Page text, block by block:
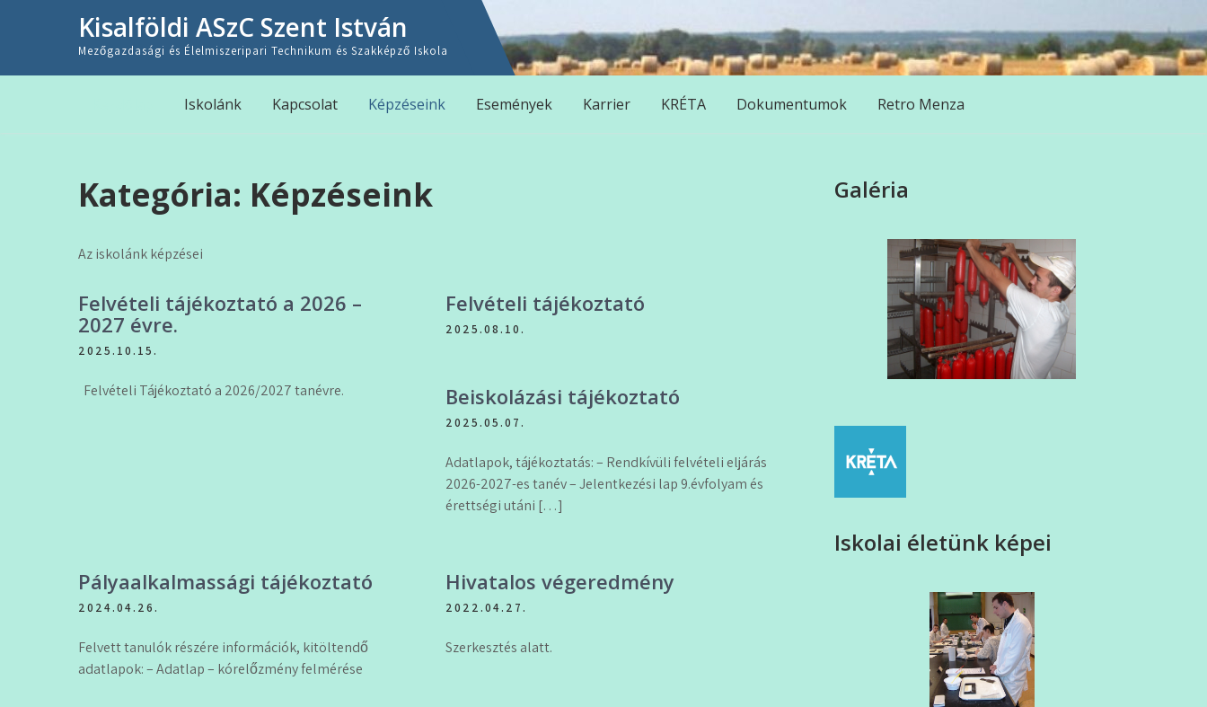
Kisalföldi ASzC Szent István
Mezőgazdasági és Élelmiszeripari Technikum és Szakképző Iskola
Iskolánk Kapcsolat Képzéseink Események Karrier KRÉTA Dokumentumok Retro Menza
Kategória: Képzéseink
Az iskolánk képzései
Felvételi tájékoztató a 2026 –
2027 évre.
2025.10.15.
Felvételi Tájékoztató a 2026/2027 tanévre.
Felvételi tájékoztató
2025.08.10.
Beiskolázási tájékoztató
2025.05.07.
Adatlapok, tájékoztatás: – Rendkívüli felvételi eljárás
2026-2027-es tanév – Jelentkezési lap 9.évfolyam és
érettségi utáni […]
Pályaalkalmassági tájékoztató
2024.04.26.
Felvett tanulók részére információk, kitöltendő
adatlapok: – Adatlap – kórelőzmény felmérése
Hivatalos végeredmény
2022.04.27.
Szerkesztés alatt.
Galéria
Iskolai életünk képei